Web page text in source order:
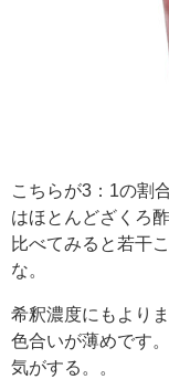
こちらが3：1の割
はほとんどざくろ
比べてみると若干
な。
希釈濃度にもより
色合いが薄めです
気がする。。